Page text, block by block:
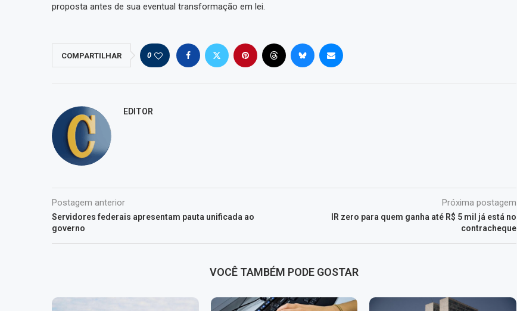
proposta antes de sua eventual transformação em lei.
COMPARTILHAR 0
EDITOR
Postagem anterior
Servidores federais apresentam pauta unificada ao
governo
Próxima postagem
IR zero para quem ganha até R$ 5 mil já está no
contracheque
VOCÊ TAMBÉM PODE GOSTAR